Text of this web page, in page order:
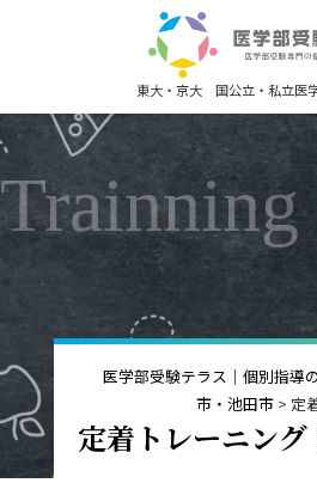
東大・京大 国公立・私立医
Trainning
医学部受験テラス｜個別指導
市・池田市 > 定
定着トレーニング